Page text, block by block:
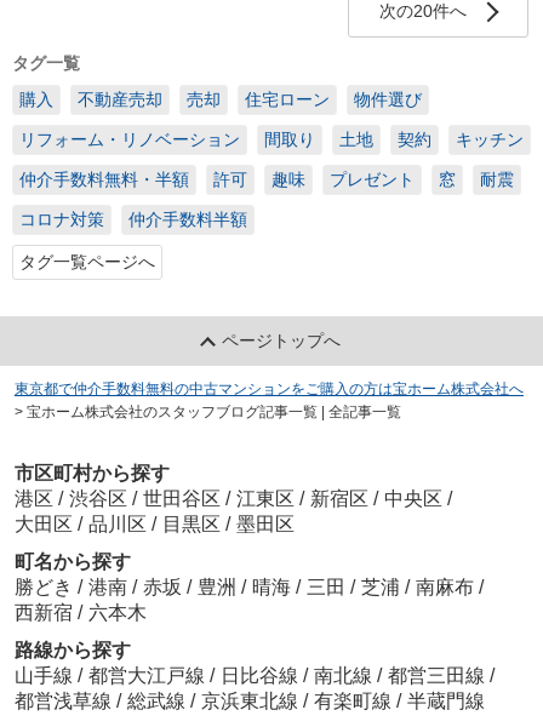
次の20件へ
タグ一覧
購入
不動産売却 売却 住宅ローン 物件選び
リフォーム・リノベーション 間取り 土地 契約 キッチン
仲介手数料無料・半額 許可 趣味 プレゼント 窓 耐震
コロナ対策 仲介手数料半額
タグ一覧ページへ
ページトップへ
東京都で仲介手数料無料の中古マンションをご購入の方は宝ホーム株式会社へ
> 宝ホーム株式会社のスタッフブログ記事一覧 | 全記事一覧
市区町村から探す
港区 / 渋谷区 / 世田谷区 / 江東区 / 新宿区 / 中央区 /
大田区 / 品川区 / 目黒区 / 墨田区
町名から探す
勝どき / 港南 / 赤坂 / 豊洲 / 晴海 / 三田 / 芝浦 / 南麻布 /
西新宿 / 六本木
路線から探す
山手線 / 都営大江戸線 / 日比谷線 / 南北線 / 都営三田線 /
都営浅草線 / 総武線 / 京浜東北線 / 有楽町線 / 半蔵門線